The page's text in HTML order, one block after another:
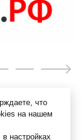
что
на нашем
настройках